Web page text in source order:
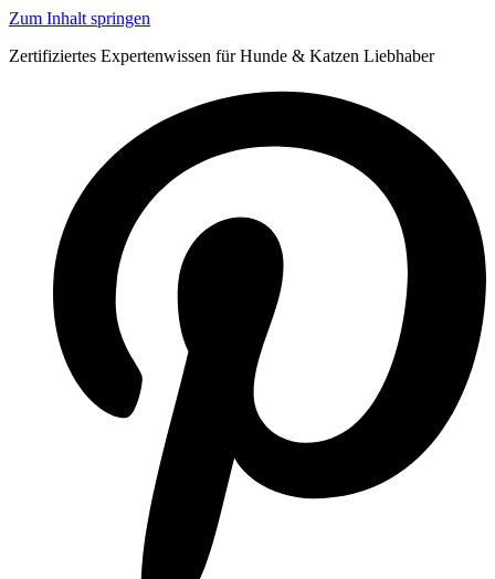
Zum Inhalt springen
Zertifiziertes Expertenwissen für Hunde & Katzen Liebhaber